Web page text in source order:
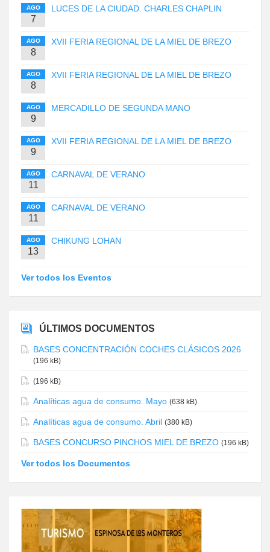
AGO
7
LUCES DE LA CIUDAD. CHARLES CHAPLIN
AGO
8
XVII FERIA REGIONAL DE LA MIEL DE BREZO
AGO
8
XVII FERIA REGIONAL DE LA MIEL DE BREZO
AGO
9
MERCADILLO DE SEGUNDA MANO
AGO
9
XVII FERIA REGIONAL DE LA MIEL DE BREZO
AGO
11
CARNAVAL DE VERANO
AGO
11
CARNAVAL DE VERANO
AGO
13
CHIKUNG LOHAN
Ver todos los Eventos
ÚLTIMOS DOCUMENTOS
BASES CONCENTRACIÓN COCHES CLÁSICOS 2026
(196 kB)
(196 kB)
Analíticas agua de consumo. Mayo (638 kB)
Analíticas agua de consumo. Abril (380 kB)
BASES CONCURSO PINCHOS MIEL DE BREZO (196 kB)
Ver todos los Documentos